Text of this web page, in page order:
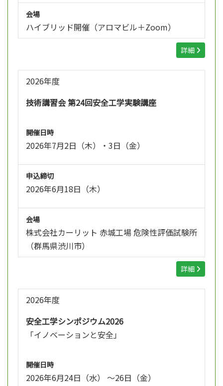
会場
ハイブリッド開催（アロマビル＋Zoom）
詳細
2026年度
技術講習会 第24回安全工学実験講座
開催日時
2026年7月2日（木）・3日（金）
申込締切
2026年6月18日（木）
会場
株式会社カーリット 赤城工場 危険性評価試験所
（群馬県渋川市）
詳細
2026年度
安全工学シンポジウム2026
「イノベーションと安全」
開催日時
2026年6月24日（水） ～26日（金）